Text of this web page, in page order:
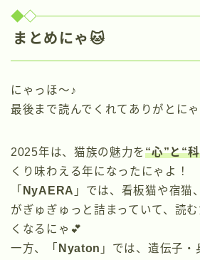
まとめにゃ🐱
にゃっほ〜♪
最後まで読んでくれてありがとに
2025年は、猫族の魅力を“心”と“
くり味わえる年になったにゃよ！
「 NyAERA 」では、看板猫や宿猫
がぎゅぎゅっと詰まっていて、読
くなるにゃ💕
一方、「 Nyaton 」では、遺伝子・